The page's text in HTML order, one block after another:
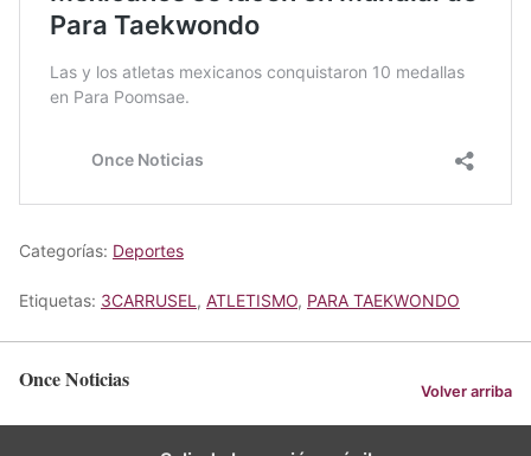
Categorías: Deportes
Etiquetas: 3CARRUSEL, ATLETISMO, PARA TAEKWONDO
Once Noticias Volver arriba